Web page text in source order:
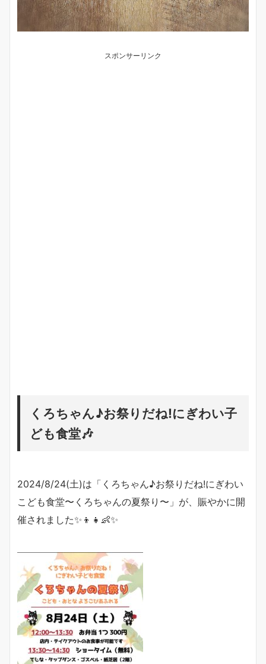
スポンサーリンク
くろちゃん♪お祭りだね!にぎわい子
ども食堂🎶
2024/8/24(土)は「くろちゃん♪お祭りだね!にぎわい
こども食堂〜くろちゃんの夏祭り〜」が、賑やかに開
催されました✨👦👧👶✨